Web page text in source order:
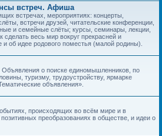
встреч. Афиша
встречах, мероприятиях: концерты,
встречи друзей, читательские конференции,
и семейные слёты; курсы, семинары, лекции,
сделать весь мир вокруг прекрасней и
и об идее родового поместья (малой родины).
Объявления о поиске единомышленников, по
туризму, трудоустройству, ярмарке
объявления».
происходящих во всём мире и в
преобразованиях в обществе, и идеи о